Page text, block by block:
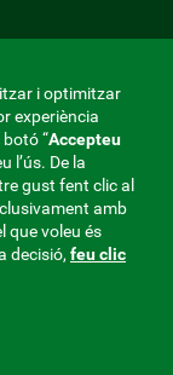
Social, 275.
i optimitzar
experiència
“Accepteu
l’ús. De la
gust fent clic al
amb
que voleu és
decisió, feu clic